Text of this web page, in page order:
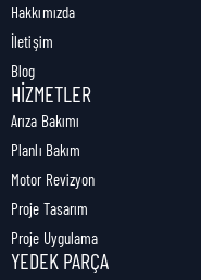
Hakkımızda
İletişim
Blog
HIZMETLER
Arıza Bakımı
Planlı Bakım
Motor Revizyon
Proje Tasarım
Proje Uygulama
YEDEK PARÇA